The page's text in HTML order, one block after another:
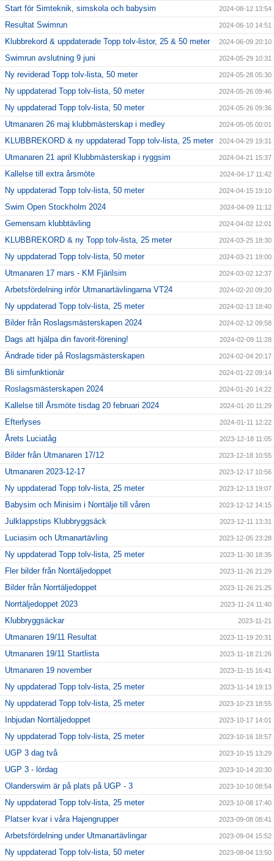
Start för Simteknik, simskola och babysim 2024-08-12 13:54
Resultat Swimrun 2024-06-10 14:51
Klubbrekord & uppdaterade Topp tolv-listor, 25 & 50 meter 2024-06-09 20:10
Swimrun avslutning 9 juni 2024-05-29 10:31
Ny reviderad Topp tolv-lista, 50 meter 2024-05-28 05:30
Ny uppdaterad Topp tolv-lista, 50 meter 2024-05-26 09:46
Ny uppdaterad Topp tolv-lista, 50 meter 2024-05-26 09:36
Utmanaren 26 maj klubbmästerskap i medley 2024-05-05 00:01
KLUBBREKORD & ny uppdaterad Topp tolv-lista, 25 meter 2024-04-29 19:31
Utmanaren 21 april Klubbmästerskap i ryggsim 2024-04-21 15:37
Kallelse till extra årsmöte 2024-04-17 11:42
Ny uppdaterad Topp tolv-lista, 50 meter 2024-04-15 19:10
Swim Open Stockholm 2024 2024-04-09 11:12
Gemensam klubbtävling 2024-04-02 12:01
KLUBBREKORD & ny Topp tolv-lista, 25 meter 2024-03-25 18:30
Ny uppdaterad Topp tolv-lista, 50 meter 2024-03-21 19:00
Utmanaren 17 mars - KM Fjärilsim 2024-03-02 12:37
Arbetsfördelning inför Utmanartävlingarna VT24 2024-02-20 09:20
Ny uppdaterad Topp tolv-lista, 25 meter 2024-02-13 18:40
Bilder från Roslagsmästerskapen 2024 2024-02-12 09:58
Dags att hjälpa din favorit-förening! 2024-02-09 11:28
Ändrade tider på Roslagsmästerskapen 2024-02-04 20:17
Bli simfunktionär 2024-01-22 09:14
Roslagsmästerskapen 2024 2024-01-20 14:22
Kallelse till Årsmöte tisdag 20 februari 2024 2024-01-20 11:29
Efterlyses 2024-01-11 12:22
Årets Luciatåg 2023-12-18 11:05
Bilder från Utmanaren 17/12 2023-12-18 10:55
Utmanaren 2023-12-17 2023-12-17 10:56
Ny uppdaterad Topp tolv-lista, 25 meter 2023-12-13 19:07
Babysim och Minisim i Norrtälje till våren 2023-12-12 14:15
Julklappstips Klubbryggsäck 2023-12-11 13:31
Luciasim och Utmanartävling 2023-12-05 23:28
Ny uppdaterad Topp tolv-lista, 25 meter 2023-11-30 18:35
Fler bilder från Norrtäljedoppet 2023-11-26 21:29
Bilder från Norrtäljedoppet 2023-11-26 21:25
Norrtäljedoppet 2023 2023-11-24 11:40
Klubbryggsäckar 2023-11-21
Utmanaren 19/11 Resultat 2023-11-19 20:31
Utmanaren 19/11 Startlista 2023-11-18 21:26
Utmanaren 19 november 2023-11-15 16:41
Ny uppdaterad Topp tolv-lista, 25 meter 2023-11-14 19:13
Ny uppdaterad Topp tolv-lista, 25 meter 2023-10-23 18:55
Inbjudan Norrtäljedoppet 2023-10-17 14:01
Ny uppdaterad Topp tolv-lista, 25 meter 2023-10-16 18:57
UGP 3 dag två 2023-10-15 13:29
UGP 3 - lördag 2023-10-14 20:30
Olanderswim är på plats på UGP - 3 2023-10-10 08:54
Ny uppdaterad Topp tolv-lista, 25 meter 2023-10-08 17:40
Platser kvar i våra Hajengrupper 2023-09-08 08:41
Arbetsfördelning under Utmanartävlingar 2023-09-04 15:52
Ny uppdaterad Topp tolv-lista, 50 meter 2023-08-04 13:50